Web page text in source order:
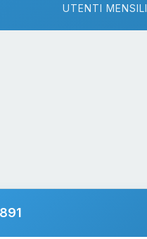
UTENTI MENSILI